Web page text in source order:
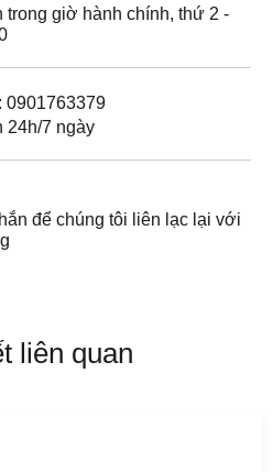
giờ hành chính, thứ 2 -
0901763379
7 ngày
để chúng tôi liên lạc lại với
liên quan